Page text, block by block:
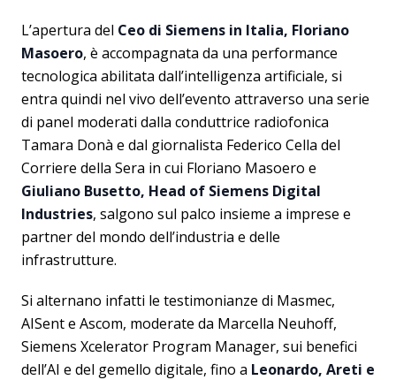
L’apertura del Ceo di Siemens in Italia, Floriano
Masoero, è accompagnata da una performance
tecnologica abilitata dall’intelligenza artificiale, si
entra quindi nel vivo dell’evento attraverso una serie
di panel moderati dalla conduttrice radiofonica
Tamara Donà e dal giornalista Federico Cella del
Corriere della Sera in cui Floriano Masoero e
Giuliano Busetto, Head of Siemens Digital
Industries, salgono sul palco insieme a imprese e
partner del mondo dell’industria e delle
infrastrutture.
Si alternano infatti le testimonianze di Masmec,
AISent e Ascom, moderate da Marcella Neuhoff,
Siemens Xcelerator Program Manager, sui benefici
dell’AI e del gemello digitale, fino a Leonardo, Areti e